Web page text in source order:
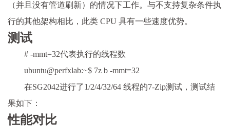
（并且没有管道刷新）的情况下工作。与不支持复杂条件执
行的其他架构相比，此类 CPU 具有一些速度优势。
测试
# -mmt=32代表执行的线程数
ubuntu@perfxlab:~$ 7z b -mmt=32
在SG2042进行了1/2/4/32/64 线程的7-Zip测试，测试结
果如下：
性能对比